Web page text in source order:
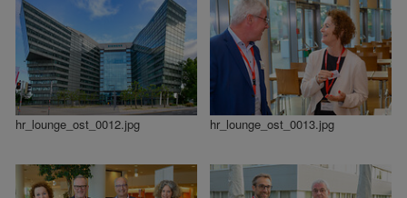
hr_lounge_ost_0012.jpg hr_lounge_ost_0013.jpg